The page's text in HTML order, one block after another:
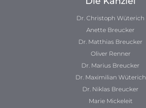
Dr. Christoph Wüterich
Anette Breucker
Dr. Matthias Breucker
Oliver Renner
Dr. Marius Breucker
Dr. Maximilian Wüterich
Dr. Niklas Breucker
Marie Mickeleit